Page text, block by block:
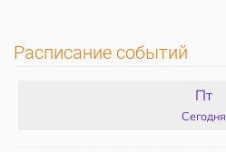
Расписание событий
Пт
Сегодня